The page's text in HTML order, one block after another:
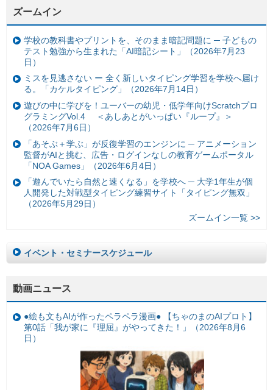
ズームイン
学校の教科書やプリントを、そのまま暗記問題に ─ 子どもの
テスト勉強から生まれた「AI暗記シート」（2026年7月23
日）
ミスを見逃さない ー 全く新しいタイピング学習を学校へ届け
る。「カケルタイピング」（2026年7月14日）
遊びの中に学びを！ユーバーの幼児・低学年向けScratchプロ
グラミングVol.4 ＜あしあとがいっぱい『ループ』＞
（2026年7月6日）
「あそぶ＋学ぶ」が反復学習のエンジンに ─ アニメーション
監督がAIと挑む、広告・ログインなしの教育ゲームポータル
「NOA Games」（2026年6月4日）
「遊んでいたら自然と速くなる」を学校へ ─ 大学1年生が個
人開発した対戦型タイピング練習サイト「タイピング無双」
（2026年5月29日）
ズームイン一覧 >>
イベント・セミナースケジュール
動画ニュース
●絵も文もAIが作ったペラペラ漫画● 【ちゃのまのAIプロト】
第0話「我が家に『理屈』がやってきた！」（2026年8月6
日）